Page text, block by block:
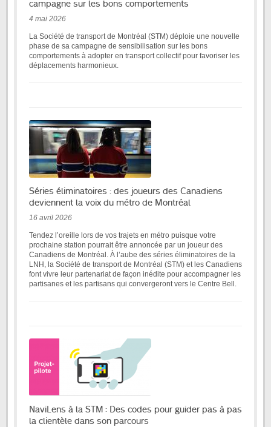
campagne sur les bons comportements
4 mai 2026
La Société de transport de Montréal (STM) déploie une nouvelle
phase de sa campagne de sensibilisation sur les bons
comportements à adopter en transport collectif pour favoriser les
déplacements harmonieux.
Séries éliminatoires : des joueurs des Canadiens
deviennent la voix du métro de Montréal
16 avril 2026
Tendez l’oreille lors de vos trajets en métro puisque votre
prochaine station pourrait être annoncée par un joueur des
Canadiens de Montréal. À l’aube des séries éliminatoires de la
LNH, la Société de transport de Montréal (STM) et les Canadiens
font vivre leur partenariat de façon inédite pour accompagner les
partisanes et les partisans qui convergeront vers le Centre Bell.
NaviLens à la STM : Des codes pour guider pas à pas
la clientèle dans son parcours